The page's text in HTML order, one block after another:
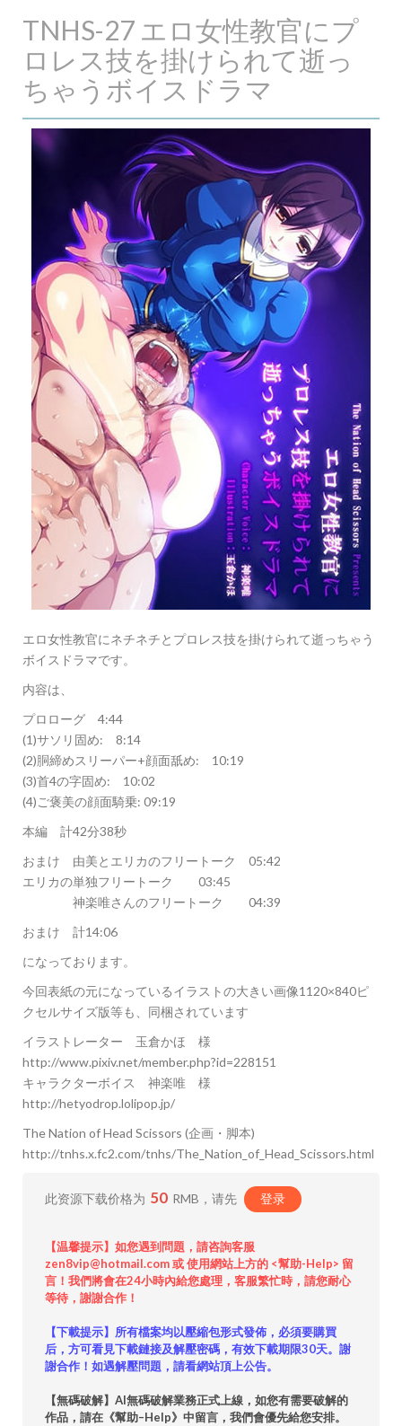
TNHS-27 エロ女性教官にプ
ロレス技を掛けられて逝っ
ちゃうボイスドラマ
エロ女性教官にネチネチとプロレス技を掛けられて逝っちゃう
ボイスドラマです。
内容は、
プロローグ 4:44
(1)サソリ固め: 8:14
(2)胴締めスリーパー+顔面舐め: 10:19
(3)首4の字固め: 10:02
(4)ご褒美の顔面騎乗: 09:19
本編 計42分38秒
おまけ 由美とエリカのフリートーク 05:42
エリカの単独フリートーク 03:45
神楽唯さんのフリートーク 04:39
おまけ 計14:06
になっております。
今回表紙の元になっているイラストの大きい画像1120×840ピ
クセルサイズ版等も、同梱されています
イラストレーター 玉倉かほ 様
http://www.pixiv.net/member.php?id=228151
キャラクターボイス 神楽唯 様
http://hetyodrop.lolipop.jp/
The Nation of Head Scissors (企画・脚本)
http://tnhs.x.fc2.com/tnhs/The_Nation_of_Head_Scissors.html
此资源下载价格为 50 RMB，请先 登录
【温馨提示】如您遇到問題，請咨詢客服
zen8vip@hotmail.com 或 使用網站上方的 <幫助-Help> 留
言！我們將會在24小時內給您處理，客服繁忙時，請您耐心
等待，謝謝合作！
【下載提示】所有檔案均以壓縮包形式發佈，必須要購買
后，方可看見下載鏈接及解壓密碼，有效下載期限30天。謝
謝合作！如遇解壓問題，請看網站頂上公告。
【無碼破解】AI無碼破解業務正式上線，如您有需要破解的
作品，請在《幫助–Help》中留言，我們會優先給您安排。